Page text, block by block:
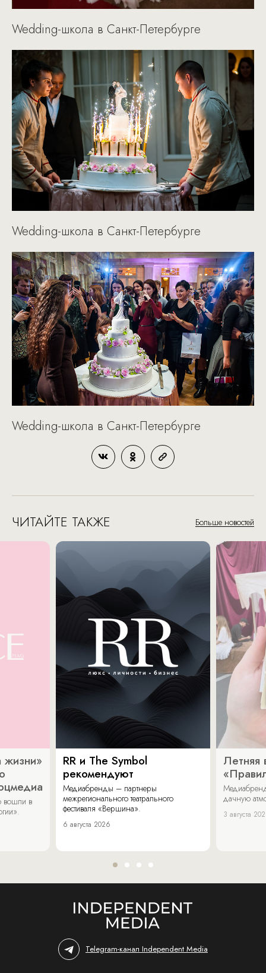
Wedding-школа в Санкт-Петербурге
Wedding-школа в Санкт-Петербурге
Wedding-школа в Санкт-Петербурге
ЧИТАЙТЕ ТАКЖЕ Больше новостей
жизни»
вошли в
RR и The Symbol
рекомендуют
Медиабренды – партнеры
межрегионального театрального
фестиваля «Вершина».
6 августа 2026
Летняя
дачную
3 августа
Telegram-канал Independent Media